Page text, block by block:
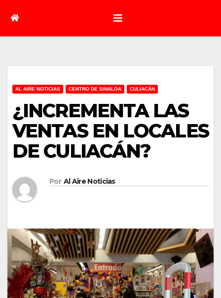
AL AIRE NOTICIAS CENTRO DE SINALOA CULIACÁN
¿INCREMENTA LAS
VENTAS EN LOCALES
DE CULIACÁN?
Por Al Aire Noticias